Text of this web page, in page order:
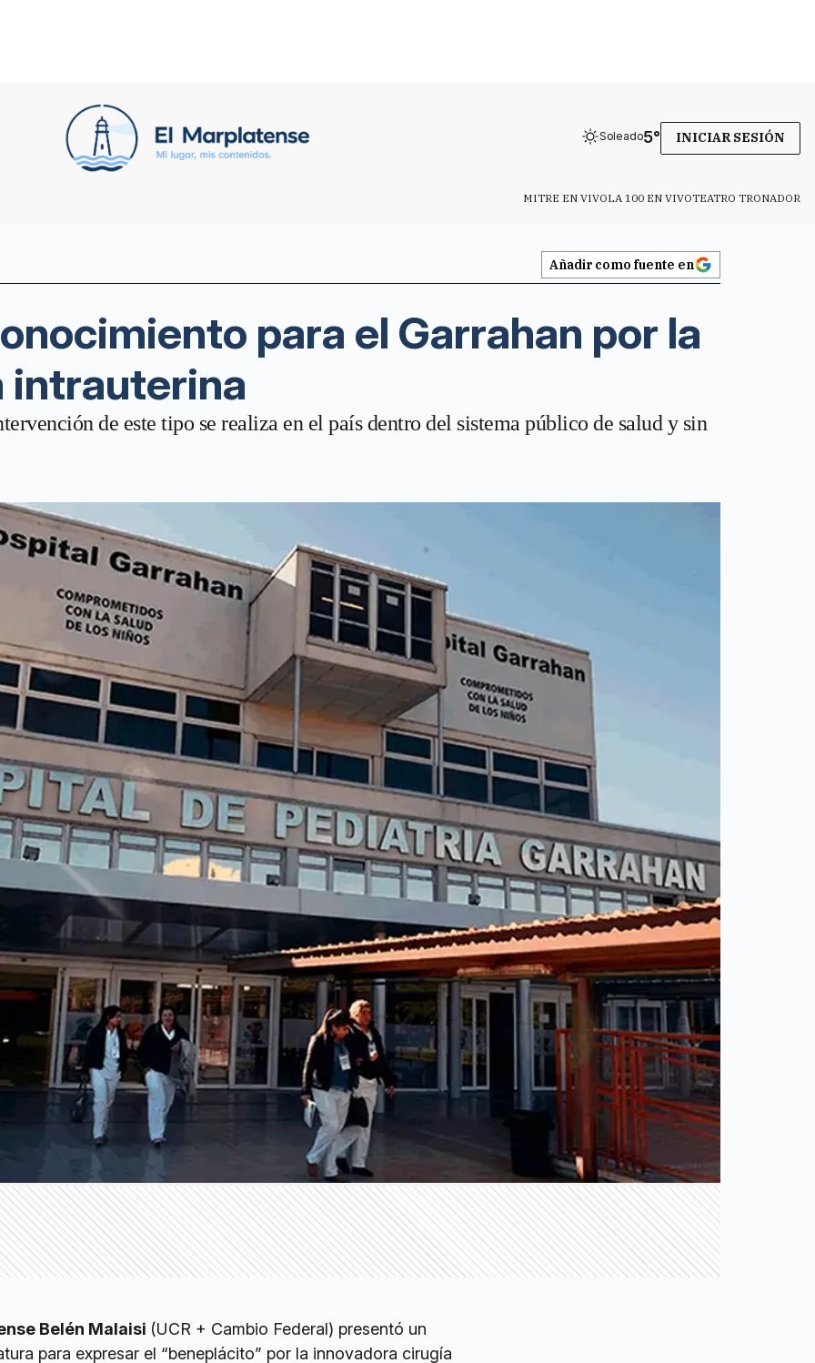
Soleado5° INICIAR SESIÓN
MITRE EN VIVOLA 100 EN VIVOTEATRO TRONADOR
Añadir como fuente en
para el Garrahan por la
intrauterina
de este tipo se realiza en el país dentro del sistema público de salud y sin
Belén Malaisi (UCR + Cambio Federal) presentó un
para expresar el “beneplácito” por la innovadora cirugía